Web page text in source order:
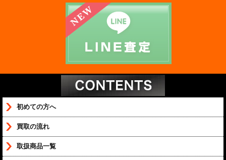
初めての方へ
買取の流れ
取扱商品一覧